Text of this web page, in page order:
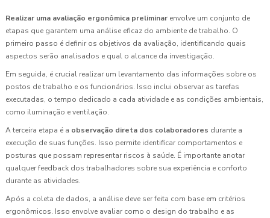
Realizar uma avaliação ergonômica preliminar envolve um conjunto de
etapas que garantem uma análise eficaz do ambiente de trabalho. O
primeiro passo é definir os objetivos da avaliação, identificando quais
aspectos serão analisados e qual o alcance da investigação.
Em seguida, é crucial realizar um levantamento das informações sobre os
postos de trabalho e os funcionários. Isso inclui observar as tarefas
executadas, o tempo dedicado a cada atividade e as condições ambientais,
como iluminação e ventilação.
A terceira etapa é a observação direta dos colaboradores durante a
execução de suas funções. Isso permite identificar comportamentos e
posturas que possam representar riscos à saúde. É importante anotar
qualquer feedback dos trabalhadores sobre sua experiência e conforto
durante as atividades.
Após a coleta de dados, a análise deve ser feita com base em critérios
ergonômicos. Isso envolve avaliar como o design do trabalho e as